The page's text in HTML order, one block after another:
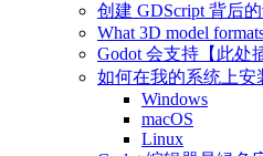
创建 GDScript 背后
What 3D model
Godot 会支持【此处
如何在我的系统上安
Windows
macOS
Linux